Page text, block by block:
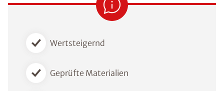
Wertsteigernd
Geprüfte Materialien